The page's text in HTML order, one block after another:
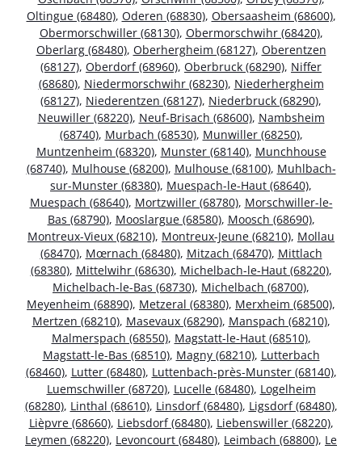
Oltingue (68480), Oderen (68830), Obersaasheim (68600),
Obermorschwiller (68130), Obermorschwihr (68420),
Oberlarg (68480), Oberhergheim (68127), Oberentzen
(68127), Oberdorf (68960), Oberbruck (68290), Niffer
(68680), Niedermorschwihr (68230), Niederhergheim
(68127), Niederentzen (68127), Niederbruck (68290),
Neuwiller (68220), Neuf-Brisach (68600), Nambsheim
(68740), Murbach (68530), Munwiller (68250),
Muntzenheim (68320), Munster (68140), Munchhouse
(68740), Mulhouse (68200), Mulhouse (68100), Muhlbach-
sur-Munster (68380), Muespach-le-Haut (68640),
Muespach (68640), Mortzwiller (68780), Morschwiller-le-
Bas (68790), Mooslargue (68580), Moosch (68690),
Montreux-Vieux (68210), Montreux-Jeune (68210), Mollau
(68470), Mœrnach (68480), Mitzach (68470), Mittlach
(68380), Mittelwihr (68630), Michelbach-le-Haut (68220),
Michelbach-le-Bas (68730), Michelbach (68700),
Meyenheim (68890), Metzeral (68380), Merxheim (68500),
Mertzen (68210), Masevaux (68290), Manspach (68210),
Malmerspach (68550), Magstatt-le-Haut (68510),
Magstatt-le-Bas (68510), Magny (68210), Lutterbach
(68460), Lutter (68480), Luttenbach-près-Munster (68140),
Luemschwiller (68720), Lucelle (68480), Logelheim
(68280), Linthal (68610), Linsdorf (68480), Ligsdorf (68480),
Lièpvre (68660), Liebsdorf (68480), Liebenswiller (68220),
Leymen (68220), Levoncourt (68480), Leimbach (68800), Le